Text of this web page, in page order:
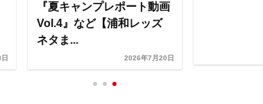
『夏キャンプレポート動画
Vol.4』など【浦和レッズ
ネタま...
2026年7月20日